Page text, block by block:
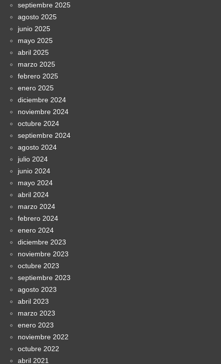
septiembre 2025
agosto 2025
junio 2025
mayo 2025
abril 2025
marzo 2025
febrero 2025
enero 2025
diciembre 2024
noviembre 2024
octubre 2024
septiembre 2024
agosto 2024
julio 2024
junio 2024
mayo 2024
abril 2024
marzo 2024
febrero 2024
enero 2024
diciembre 2023
noviembre 2023
octubre 2023
septiembre 2023
agosto 2023
abril 2023
marzo 2023
enero 2023
noviembre 2022
octubre 2022
abril 2021